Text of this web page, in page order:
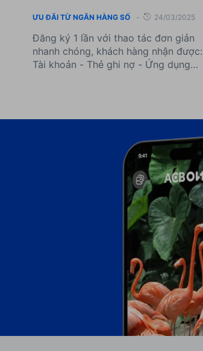
ƯU ĐÃI TỪ NGÂN HÀNG SỐ - 24/03/2025
Đăng ký 1 lần với thao tác đơn giản
nhanh chóng, khách hàng nhận được:
Tài khoản - Thẻ ghi nợ - Ứng dụng